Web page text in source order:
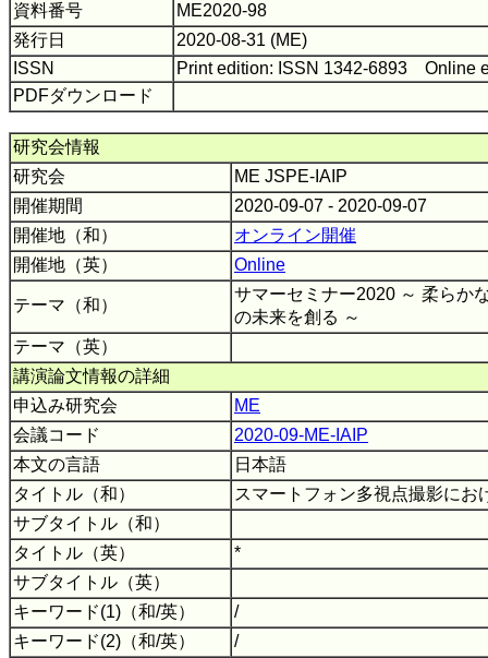
資料番号
ME2020-98
発行日
2020-08-31 (ME)
ISSN
Print edition: ISSN 1342-6893 Online
PDFダウンロード
研究会情報
研究会
ME JSPE-IAIP
開催期間
2020-09-07 - 2020-09-07
開催地（和）
オンライン開催
開催地（英）
Online
テーマ（和）
サマーセミナー2020 ～ 柔らか
の未来を創る ～
テーマ（英）
講演論文情報の詳細
申込み研究会
ME
会議コード
2020-09-ME-IAIP
本文の言語
日本語
タイトル（和）
スマートフォン多視点撮影にお
サブタイトル（和）
タイトル（英）
*
サブタイトル（英）
キーワード(1)（和/英）
/
キーワード(2)（和/英）
/